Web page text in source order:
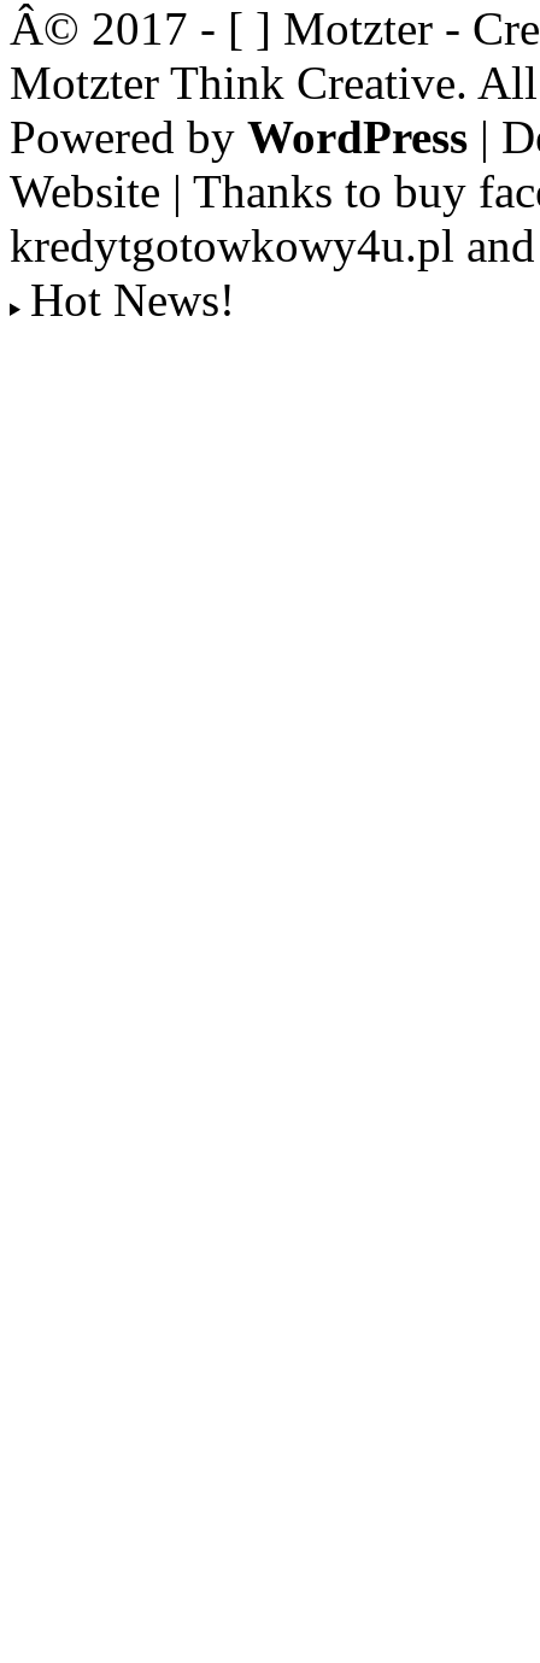
Â© 2017 - [ ] Motzter -
Motzter Think Creative.
Powered by WordPress |
Website | Thanks to buy
kredytgotowkowy4u.pl
Hot News!